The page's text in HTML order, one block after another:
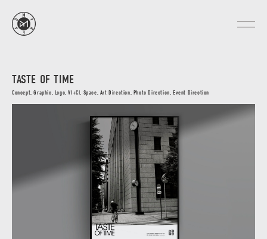
TASTE OF TIME
Concept, Graphic, Logo, VI+CI, Space, Art Direction, Photo Direction, Event Direction